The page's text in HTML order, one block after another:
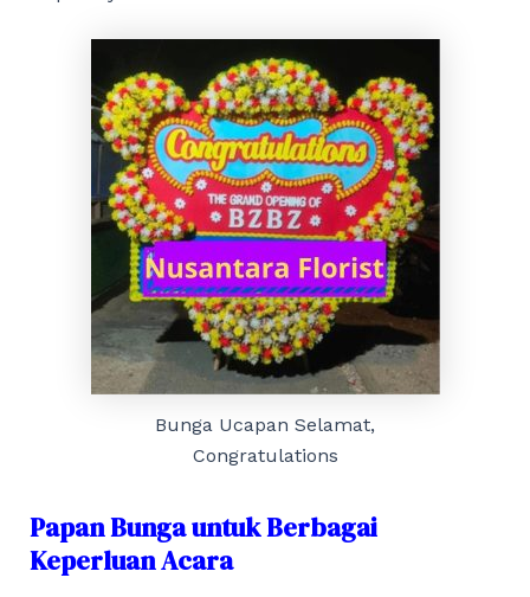
Bunga Ucapan Selamat,
Congratulations
Papan Bunga untuk Berbagai
Keperluan Acara